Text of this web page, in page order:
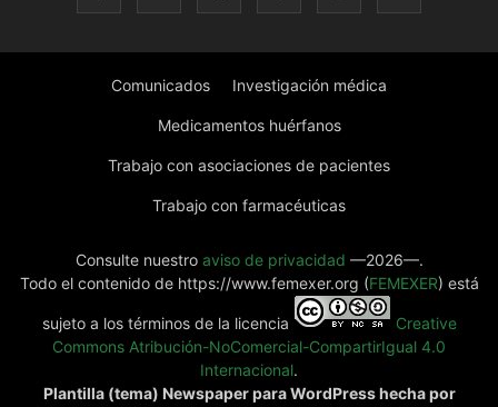
Comunicados Investigación médica
Medicamentos huérfanos
Trabajo con asociaciones de pacientes
Trabajo con farmacéuticas
Consulte nuestro aviso de privacidad —2026—.
Todo el contenido de https://www.femexer.org (FEMEXER) está
sujeto a los términos de la licencia
Creative
Commons Atribución-NoComercial-CompartirIgual 4.0
Internacional.
Plantilla (tema) Newspaper para WordPress hecha por